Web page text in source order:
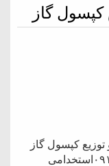
گاز
کپسول گاز